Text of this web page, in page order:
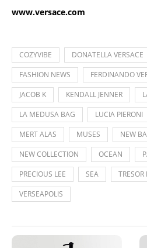
www.versace.com
COZYVIBE DONATELLA VERSACE
FASHION NEWS
FERDINANDO
JACOB K
KENDALL JENNER
LA MEDUSA BAG
LUCIA PIERONI
MERT ALAS
MUSES NEW
NEW COLLECTION
OCEAN
PRECIOUS LEE
SEA
VERSEAPOLIS